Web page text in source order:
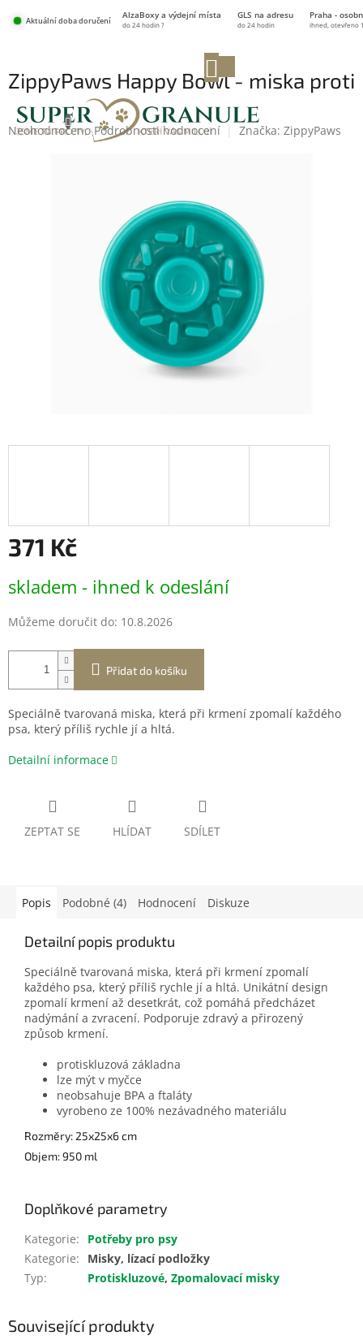
Aktuální doba doručení
AlzaBoxy a výdejní místa GLS na adresu Praha -
do 24 hodin ? do 24 hodin ihned, otevřeno
KOŠÍK
ZippyPaws Happy Bowl - miska proti
hltání
Průměrné
Neohodnoceno Podrobnosti hodnocení Značka: ZippyPaws
371 Kč
cena:
skladem - ihned k odeslání
Můžeme doručit do: 10.8.2026
Přidat do košíku
Speciálně tvarovaná miska, která při krmení zpomalí každého
psa, který příliš rychle jí a hltá.
Detailní informace
ZEPTAT SE HLÍDAT SDÍLET
Popis Podobné (4) Hodnocení Diskuze
Detailní popis produktu
Speciálně tvarovaná miska, která při krmení zpomalí
každého psa, který příliš rychle jí a hltá. Unikátní design
zpomalí krmení až desetkrát, což pomáhá předcházet
nadýmání a zvracení. Podporuje zdravý a přirozený
způsob krmení.
protiskluzová základna
lze mýt v myčce
neobsahuje BPA a ftaláty
vyrobeno ze 100% nezávadného materiálu
Rozměry: 25x25x6 cm
Objem: 950 ml
Doplňkové parametry
Kategorie:
Potřeby pro psy
Kategorie:
Misky, lízací podložky
Typ: Protiskluzové, Zpomalovací misky
Související produkty